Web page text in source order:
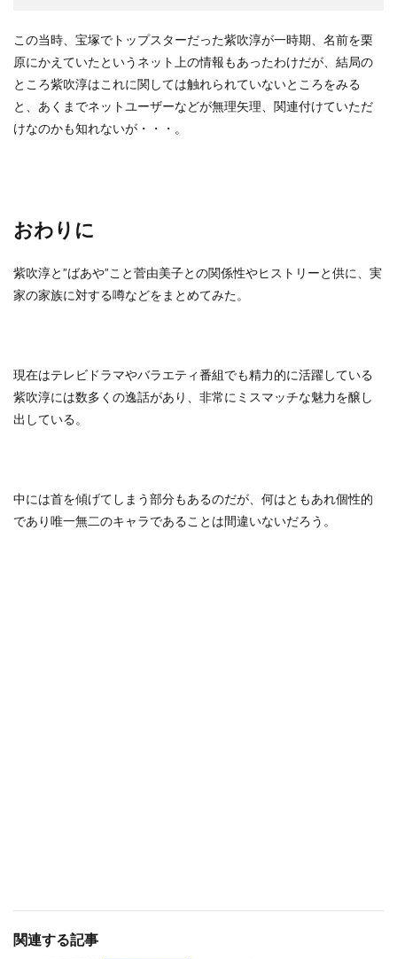
この当時、宝塚でトップスターだった紫吹淳が一時期、名前を栗
原にかえていたというネット上の情報もあったわけだが、結局の
ところ紫吹淳はこれに関しては触れられていないところをみる
と、あくまでネットユーザーなどが無理矢理、関連付けていただ
けなのかも知れないが・・・。
おわりに
紫吹淳と”ばあや”こと菅由美子との関係性やヒストリーと供に、実
家の家族に対する噂などをまとめてみた。
現在はテレビドラマやバラエティ番組でも精力的に活躍している
紫吹淳には数多くの逸話があり、非常にミスマッチな魅力を醸し
出している。
中には首を傾げてしまう部分もあるのだが、何はともあれ個性的
であり唯一無二のキャラであることは間違いないだろう。
関連する記事